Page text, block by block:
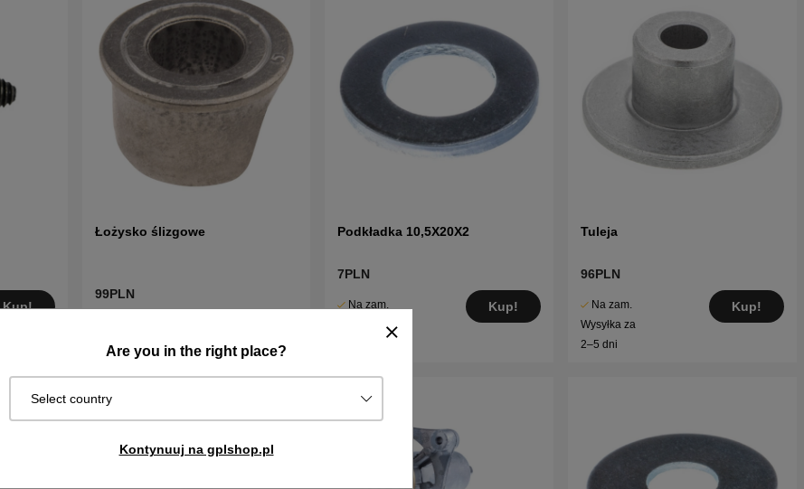
Are you in the right place?
Select country
Kontynuuj na gplshop.pl
Kup!
Łożysko ślizgowe
99PLN
magazynie
Podkładka 10,5X20X2
7PLN
Na zam.
Wysyłka za
Kup!
Tuleja
96PLN
Na zam.
Wysyłka za
2–5 dni
Kup!